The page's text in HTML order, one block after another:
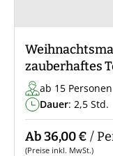
zauberhaftes
ab 15 Personen
Dauer: 2,5 Std.
Ab 36,00 € /
(Preise inkl. MwSt.)